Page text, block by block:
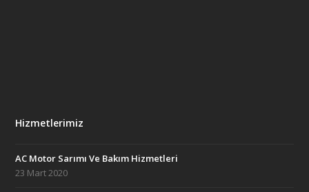
Hizmetlerimiz
AC Motor Sarımı Ve Bakım Hizmetleri
23 Mart 2020